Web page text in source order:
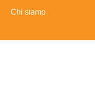
menu
Chi siamo